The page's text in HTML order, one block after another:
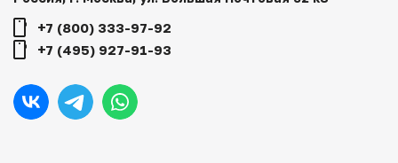
+7 (800) 333-97-92
+7 (495) 927-91-93